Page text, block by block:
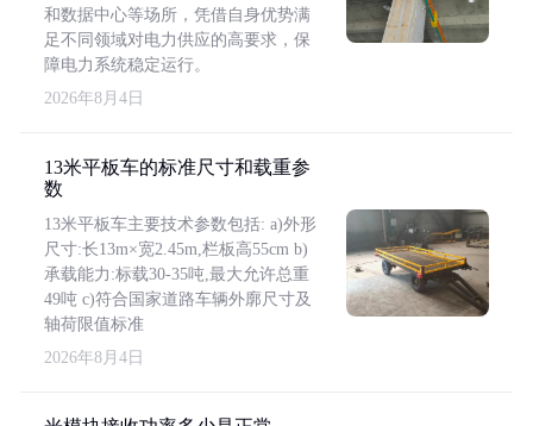
和数据中心等场所，凭借自身优势满
足不同领域对电力供应的高要求，保
障电力系统稳定运行。
2026年8月4日
13米平板车的标准尺寸和载重参
数
13米平板车主要技术参数包括: a)外形
尺寸:长13m×宽2.45m,栏板高55cm b)
承载能力:标载30-35吨,最大允许总重
49吨 c)符合国家道路车辆外廓尺寸及
轴荷限值标准
2026年8月4日